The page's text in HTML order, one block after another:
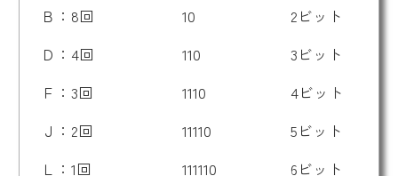
Ｂ：8回
10
2ビット
Ｄ：4回
110
3ビット
Ｆ：3回
1110
4ビット
Ｊ：2回
11110
5ビット
Ｌ：1回
111110 6ビット